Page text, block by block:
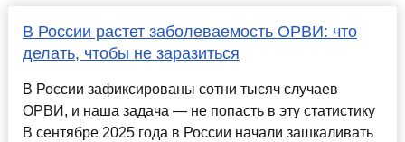
В России растет заболеваемость ОРВИ: что
делать, чтобы не заразиться
В России зафиксированы сотни тысяч случаев
ОРВИ, и наша задача — не попасть в эту статистику
В сентябре 2025 года в России начали зашкаливать